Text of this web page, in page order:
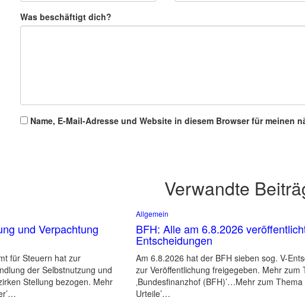
Was beschäftigt dich?
Name, E-Mail-Adresse und Website in diesem Browser für meinen
Verwandte
und Verpachtung
für Steuern hat zur
der Selbstnutzung und
Stellung bezogen. Mehr
Allgemein
BFH: Alle am 6.8.2026
Entscheidungen
Am 6.8.2026 hat der BFH sieben sog. V-
zur Veröffentlichung freigegeben. Mehr zum
‚Bundesfinanzhof (BFH)’…Mehr zum Thema
Urteile’…